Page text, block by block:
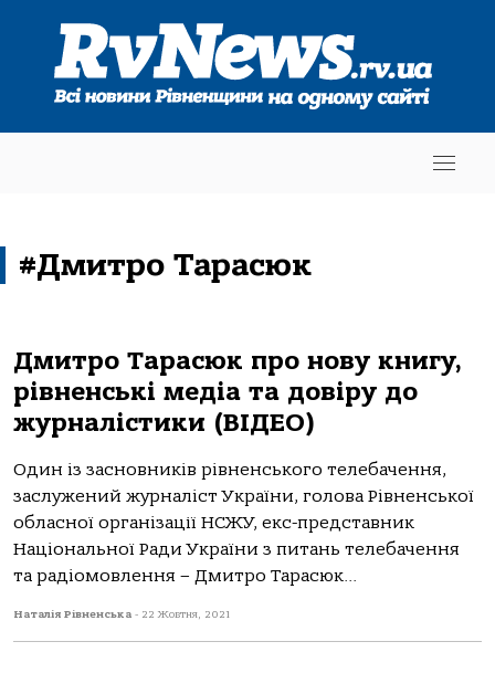
#Дмитро Тарасюк
Дмитро Тарасюк про нову книгу,
рівненські медіа та довіру до
журналістики (ВІДЕО)
Один із засновників рівненського телебачення,
заслужений журналіст України, голова Рівненської
обласної організації НСЖУ, екс-представник
Національної Ради України з питань телебачення
та радіомовлення – Дмитро Тарасюк...
Наталія Рівненська - 22 Жовтня, 2021